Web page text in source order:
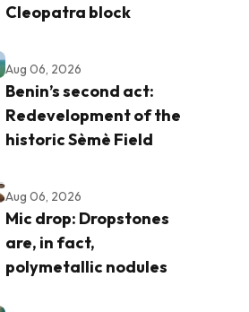
Cleopatra block
Aug 06, 2026
Benin’s second act:
Redevelopment of the
historic Sèmè Field
Aug 06, 2026
Mic drop: Dropstones
are, in fact,
polymetallic nodules